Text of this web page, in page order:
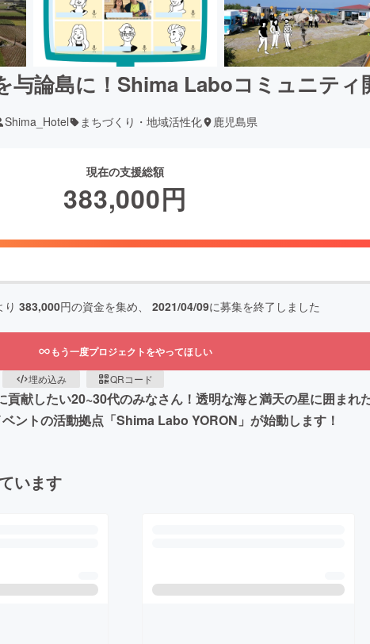
与論島に！Shima Laboコミュニティ
Shima_Hotel まちづくり・地域活性化 鹿児島県
現在の支援総額
383,000円
り 383,000円の資金を集め、 2021/04/09に募集を終了しました
もう一度プロジェクトをやってほしい
埋め込み QRコード
献したい20~30代のみなさん！透明な海と満天の星に囲まれ
ントの活動拠点「Shima Labo YORON」が始動します！
います